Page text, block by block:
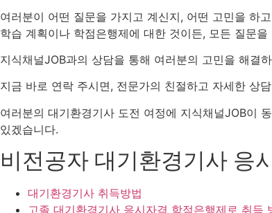
여러분이 어떤 질문을 가지고 계신지, 어떤 고민을 하
학습 계획이나 학점은행제에 대한 것이든, 모든 질문을
지식채널JOB과의 상담을 통해 여러분의 고민을 해결
지금 바로 연락 주시면, 전문가의 친절하고 자세한 상
여러분의 대기환경기사 도전 여정에 지식채널JOB이
있겠습니다.
비전공자 대기환경기사 응
대기환경기사 취득방법
고졸 대기환경기사 응시자격 학점은행제로 취득